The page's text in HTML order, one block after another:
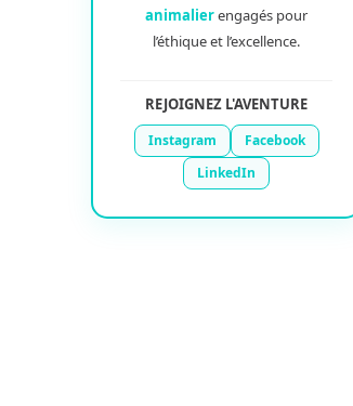
animalierengagés pour
l’éthique et l’excellence.
REJOIGNEZ L'AVENTURE
Instagram
Facebook
LinkedIn